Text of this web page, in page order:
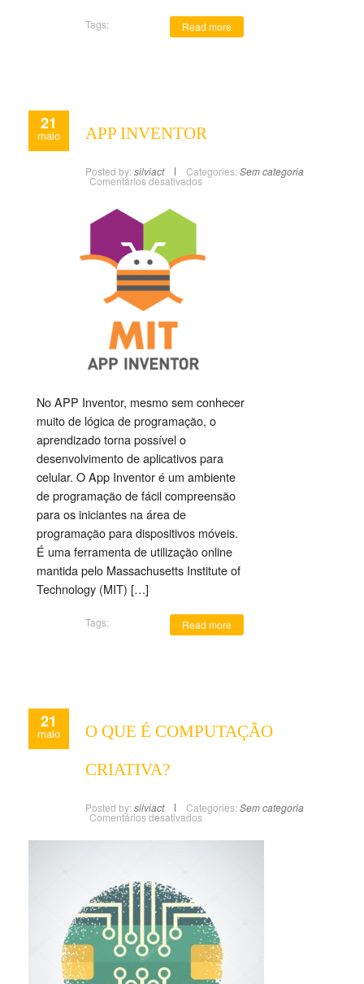
Read more
Tags:
21
maio APP INVENTOR
Posted by: silviact Categories: Sem categoria
Comentários desativados
No APP Inventor, mesmo sem conhecer
muito de lógica de programação, o
aprendizado torna possível o
desenvolvimento de aplicativos para
celular. O App Inventor é um ambiente
de programação de fácil compreensão
para os iniciantes na área de
programação para dispositivos móveis.
É uma ferramenta de utilização online
mantida pelo Massachusetts Institute of
Technology (MIT) […]
Read more
Tags:
21
maio
O QUE É COMPUTAÇÃO
CRIATIVA?
Posted by: silviact Categories: Sem categoria
Comentários desativados